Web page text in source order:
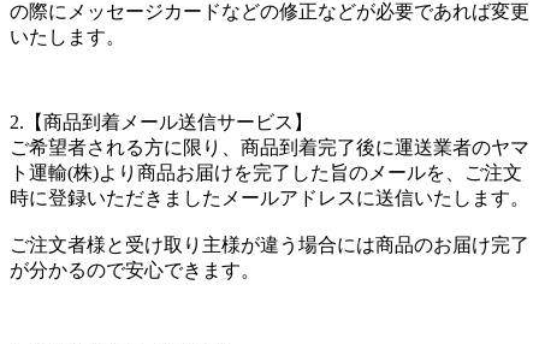
の際にメッセージカードなどの修正などが必要であれば変更
いたします。
2.【商品到着メール送信サービス】
ご希望者される方に限り、商品到着完了後に運送業者のヤマ
ト運輸(株)より商品お届けを完了した旨のメールを、ご注文
時に登録いただきましたメールアドレスに送信いたします。
ご注文者様と受け取り主様が違う場合には商品のお届け完了
が分かるので安心できます。